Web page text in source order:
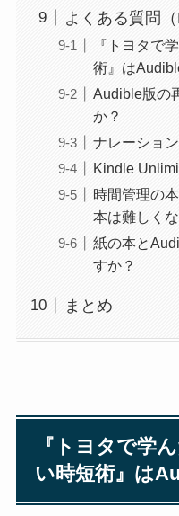
よくある質問（
『トヨタで
術』は
Audible版の
か？
ナレーショ
Kindle
時間管理の
本は難しく
紙の本と
すか？
まとめ
『トヨタで学
い時短術』は